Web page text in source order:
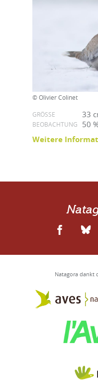
© Olivier Colinet
GRÖSSE 33
BEOBACHTUNG 50
Weitere
Natagora dankt